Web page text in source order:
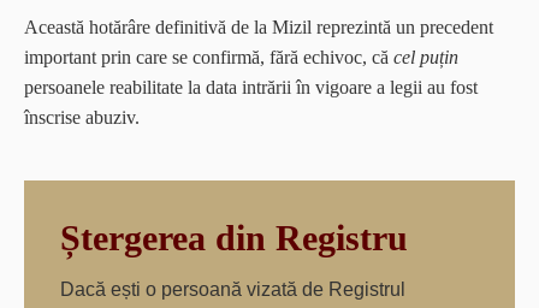
Această hotărâre definitivă de la Mizil reprezintă un precedent
important prin care se confirmă, fără echivoc, că cel puțin
persoanele reabilitate la data intrării în vigoare a legii au fost
înscrise abuziv.
Ștergerea din Registru
Dacă ești o persoană vizată de Registrul